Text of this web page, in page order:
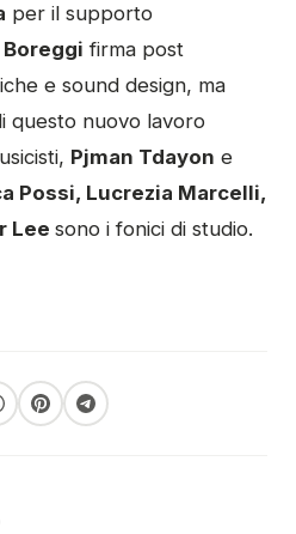
per il supporto
firma post
e sound design, ma
questo nuovo lavoro
Pjman Tdayon e
Possi, Lucrezia Marcelli,
Lee sono i fonici di studio.